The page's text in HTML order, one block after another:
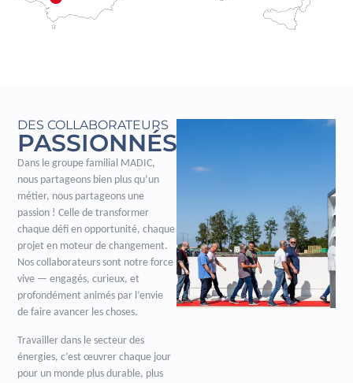
DES COLLABORATEURS
PASSIONNÉS
Dans le groupe familial MADIC,
nous partageons bien plus qu’un
métier, nous partageons une
passion ! Celle de transformer
chaque défi en opportunité, chaque
projet en moteur de changement.
Nos collaborateurs sont notre force
vive — engagés, curieux, et
profondément animés par l’envie
de faire avancer les choses.
Travailler dans le secteur des
énergies, c’est œuvrer chaque jour
pour un monde plus durable, plus